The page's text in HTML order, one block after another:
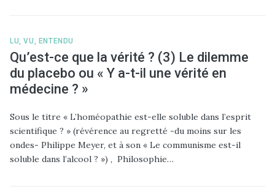
LU, VU, ENTENDU
Qu’est-ce que la vérité ? (3) Le dilemme
du placebo ou « Y a-t-il une vérité en
médecine ? »
Sous le titre « L’homéopathie est-elle soluble dans l’esprit
scientifique ? » (révérence au regretté -du moins sur les
ondes- Philippe Meyer, et à son « Le communisme est-il
soluble dans l’alcool ? ») , Philosophie…